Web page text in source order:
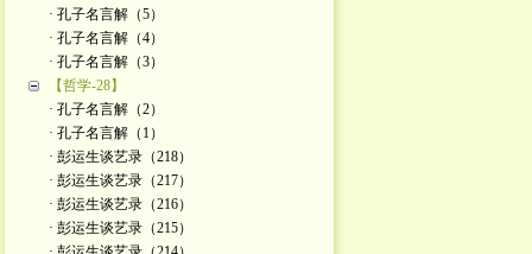
· 孔子名言解（5）
· 孔子名言解（4）
· 孔子名言解（3）
【哲学-28】
· 孔子名言解（2）
· 孔子名言解（1）
· 彭运生谈艺录（218）
· 彭运生谈艺录（217）
· 彭运生谈艺录（216）
· 彭运生谈艺录（215）